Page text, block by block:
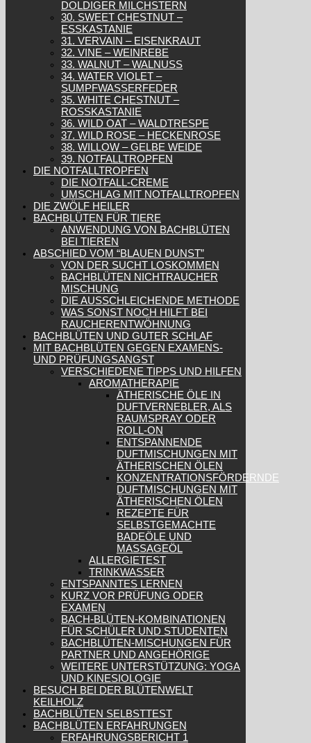
DOLDIGER MILCHSTERN
30. SWEET CHESTNUT –
ESSKASTANIE
31. VERVAIN – EISENKRAUT
32. VINE – WEINREBE
33. WALNUT – WALNUSS
34. WATER VIOLET –
SUMPFWASSERFEDER
35. WHITE CHESTNUT –
ROSSKASTANIE
36. WILD OAT – WALDTRESPE
37. WILD ROSE – HECKENROSE
38. WILLOW – GELBE WEIDE
39. NOTFALLTROPFEN
DIE NOTFALLTROPFEN
DIE NOTFALL-CREME
UMSCHLAG MIT NOTFALLTROPFEN
DIE ZWÖLF HEILER
BACHBLÜTEN FÜR TIERE
ANWENDUNG VON BACHBLÜTEN
BEI TIEREN
ABSCHIED VOM “BLAUEN DUNST”
VON DER SUCHT LOSKOMMEN
BACHBLÜTEN NICHTRAUCHER
MISCHUNG
DIE AUSSCHLEICHENDE METHODE
WAS SONST NOCH HILFT BEI
RAUCHERENTWÖHNUNG
BACHBLÜTEN UND GUTER SCHLAF
MIT BACHBLÜTEN GEGEN EXAMENS-
UND PRÜFUNGSANGST
VERSCHIEDENE TIPPS UND HILFEN
AROMATHERAPIE
ÄTHERISCHE ÖLE IN
DUFTVERNEBLER, ALS
RAUMSPRAY ODER
ROLL-ON
ENTSPANNENDE
DUFTMISCHUNGEN MIT
ÄTHERISCHEN ÖLEN
KONZENTRATIONSFÖRDERNDE
DUFTMISCHUNGEN MIT
ÄTHERISCHEN ÖLEN
REZEPTE FÜR
SELBSTGEMACHTE
BADEÖLE UND
MASSAGEÖL
ALLERGIETEST
TRINKWASSER
ENTSPANNTES LERNEN
KURZ VOR PRÜFUNG ODER
EXAMEN
BACH-BLÜTEN-KOMBINATIONEN
FÜR SCHÜLER UND STUDENTEN
BACHBLÜTEN-MISCHUNGEN FÜR
PARTNER UND ANGEHÖRIGE
WEITERE UNTERSTÜTZUNG: YOGA
UND KINESIOLOGIE
BESUCH BEI DER BLÜTENWELT
KEILHOLZ
BACHBLÜTEN SELBSTTEST
BACHBLÜTEN ERFAHRUNGEN
ERFAHRUNGSBERICHT 1